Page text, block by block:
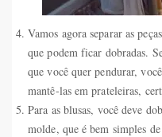
Vamos agora separar as
que podem ficar dobradas.
que você quer pendurar,
mantê-las em prateleiras,
Para as blusas, você deve
molde, que é bem simples